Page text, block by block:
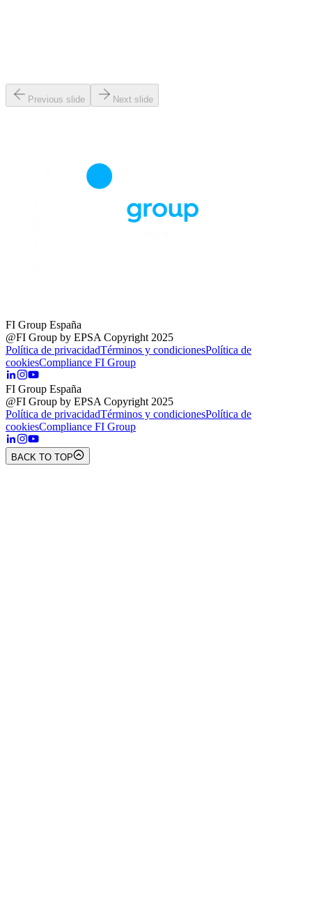
Previous slide Next slide
FI Group España
@FI Group by EPSA Copyright 2025
Política de privacidadTérminos y condicionesPolítica de
cookiesCompliance FI Group
FI Group España
@FI Group by EPSA Copyright 2025
Política de privacidadTérminos y condicionesPolítica de
cookiesCompliance FI Group
BACK TO TOP